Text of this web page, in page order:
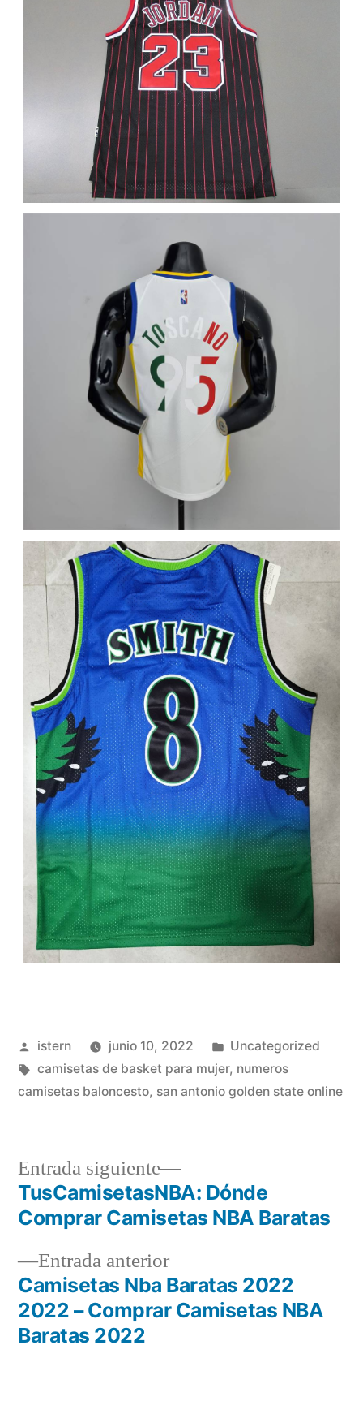
Publicado
por
istern junio 10, 2022
Publicado
en
Uncategorized
Etiquetas:
camisetas de basket para mujer, numeros
camisetas baloncesto, san antonio golden state online
Navegación
entradas
Entrada anteriorEntrada
anterior:
Camisetas Nba Baratas 2022
2022 – Comprar Camisetas NBA
Baratas 2022
Entrada siguiente
Entrada
siguiente:
TusCamisetasNBA: Dónde
Comprar Camisetas NBA Baratas